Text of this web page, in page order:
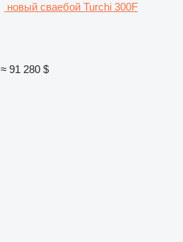
новый сваебой Turchi 300F
≈ 91 280 $